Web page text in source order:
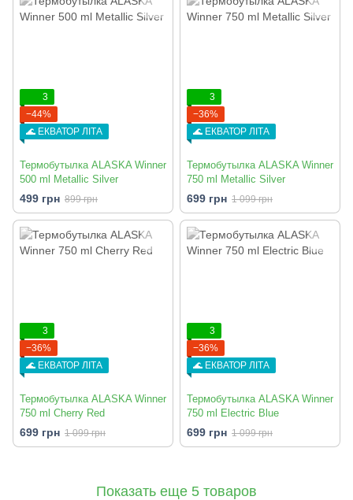
3
−44%
🌊 ЕКВАТОР ЛІТА
Термобутылка ALASKA Winner
500 ml Metallic Silver
499 грн 899 грн
3
−36%
🌊 ЕКВАТОР ЛІТА
Термобутылка ALASKA Winner
750 ml Metallic Silver
699 грн 1 099 грн
3
−36%
🌊 ЕКВАТОР ЛІТА
Термобутылка ALASKA Winner
750 ml Cherry Red
699 грн 1 099 грн
3
−36%
🌊 ЕКВАТОР ЛІТА
Термобутылка ALASKA Winner
750 ml Electric Blue
699 грн 1 099 грн
Показать еще 5 товаров